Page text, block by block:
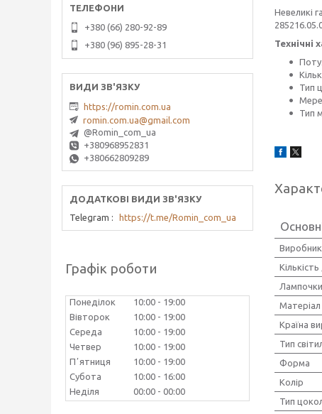
Невеликі
Технічні
Тип
Тип
Виробник
Матеріал
Країна
Тип
Форма
Колір
Тип
+380 (66) 280-92-89
+380 (96) 895-28-31
https://romin.com.ua
romin.com.ua@gmail.com
@Romin_com_ua
+380968952831
+380662809289
Telegram https://t.me/Romin_com_ua
Графік роботи
Понеділок 10:00
19:00
Вівторок
10:00
19:00
Середа
10:00
19:00
Четвер
10:00
19:00
Пʼятниця
10:00
19:00
Субота
10:00
16:00
Неділя
00:00 00:00